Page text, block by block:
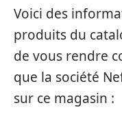
Voici des
produits du
de vous rendre
que la société
sur ce magasin :